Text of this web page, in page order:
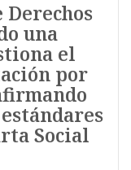
una
el
por
Social